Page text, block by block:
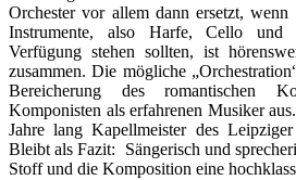
Orchester vor allem dann ersetzt, wenn
Instrumente, also Harfe, Cello
Verfügung stehen sollten, ist
zusammen. Die mögliche
Bereicherung des romantischen
Komponisten als erfahrenen Musiker
Jahre lang Kapellmeister des Leipziger
Bleibt als Fazit: Sängerisch und
Stoff und die Komposition eine